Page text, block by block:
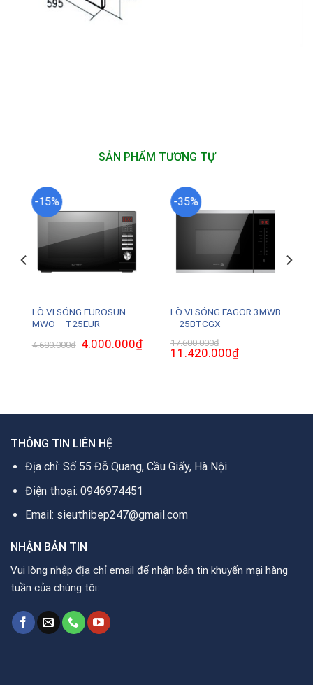
SẢN PHẨM TƯƠNG TỰ
-15%
LÒ VI SÓNG EUROSUN
MWO – T25EUR
4.680.000₫
Giá
gốc
4.000.000₫Giá
hiện
-35%
LÒ VI SÓNG FAGOR 3MWB
– 25BTCGX
17.600.000₫
Giá
gốc
11.420.000₫Giá
hiện
THÔNG TIN LIÊN HỆ
Địa chỉ: Số 55 Đỗ Quang, Cầu Giấy, Hà Nội
Điện thoại: 0946974451
Email: sieuthibep247@gmail.com
NHẬN BẢN TIN
Vui lòng nhập địa chỉ email để nhận bản tin khuyến mại hàng
tuần của chúng tôi: